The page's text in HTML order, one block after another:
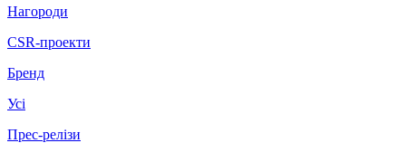
Нагороди
CSR-проекти
Бренд
Усі
Прес-релізи